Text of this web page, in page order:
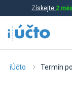
Získejte 2
iÚčto Termín